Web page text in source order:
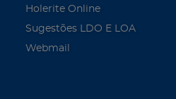
Holerite Online
Sugestões LDO E LOA
Webmail